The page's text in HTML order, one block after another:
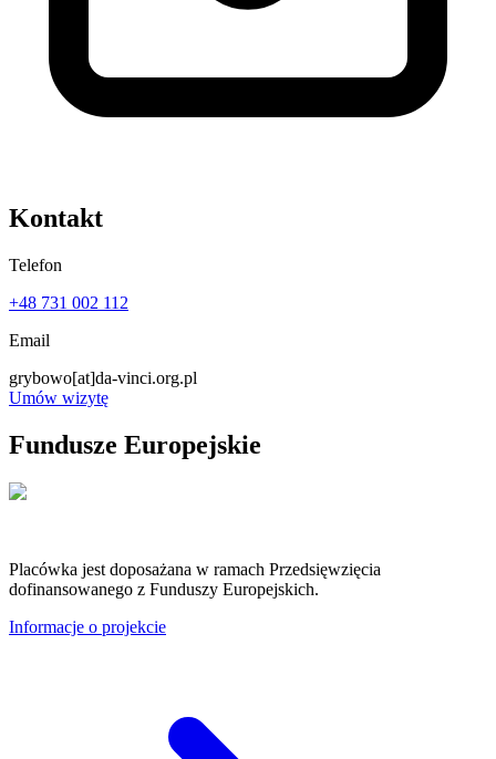
Kontakt
Telefon
+48 731 002 112
Email
grybowo[at]da-vinci.org.pl
Umów wizytę
Fundusze Europejskie
Placówka jest doposażana w ramach Przedsięwzięcia
dofinansowanego z Funduszy Europejskich.
Informacje o projekcie